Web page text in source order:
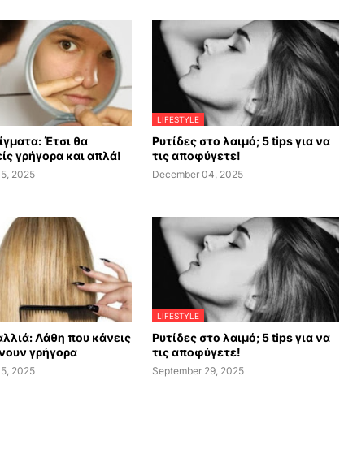
Έτσι θα
γρήγορα και απλά!
2025
LIFESTYLE
Ρυτίδες στο λαιμό; 5 tips για να
τις αποφύγετε!
December 04, 2025
Λάθη που κάνεις
γρήγορα
2025
LIFESTYLE
Ρυτίδες στο λαιμό; 5 tips για να
τις αποφύγετε!
September 29, 2025